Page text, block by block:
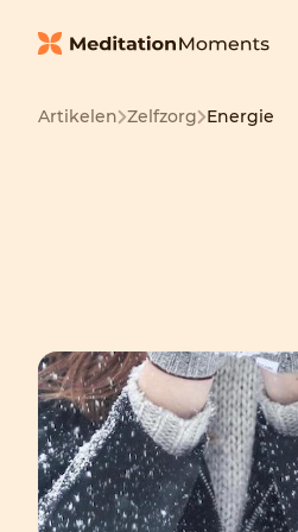
Artikelen Zelfzorg Energie